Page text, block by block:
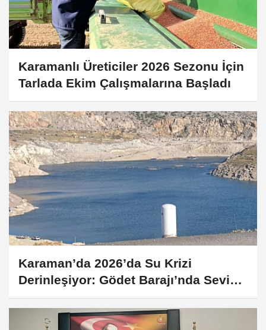
Karamanlı Üreticiler 2026 Sezonu İçin
Tarlada Ekim Çalışmalarına Başladı
Karaman’da 2026’da Su Krizi
Derinleşiyor: Gödet Barajı’nda Seviye
Kritik!